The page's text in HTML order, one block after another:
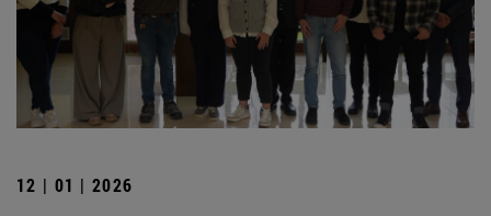
12 | 01 | 2026